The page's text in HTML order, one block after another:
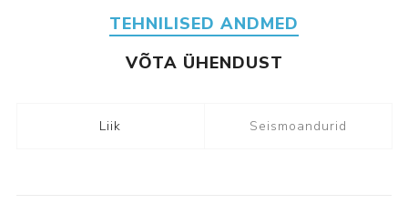
TEHNILISED ANDMED
VÕTA ÜHENDUST
Liik Seismoandurid